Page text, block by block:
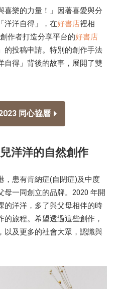
喜樂的力量！」因著喜愛與分
洋洋自得」，在好書店裡相
作者打造分享平台的好書店
的投稿申請。特別的創作手法
自得」背後的故事，展開了雙
同心協曆
洋洋的自然創作
，患有肯納症(自閉症)及中度
母一同創立的品牌。2020 年開
的洋洋，多了與父母相伴的時
旅程。希望透過這些創作，
以及更多的社會大眾，認識與